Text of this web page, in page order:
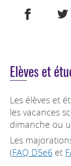
PARTAGER
Elèves et
Les élèves et
les vacances
dimanche ou
Les
(FAQ D5e6 et